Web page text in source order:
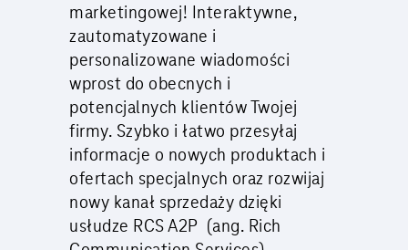
marketingowej! Interaktywne,
zautomatyzowane i
personalizowane wiadomości
wprost do obecnych i
potencjalnych klientów Twojej
firmy. Szybko i łatwo przesyłaj
informacje o nowych produktach i
ofertach specjalnych oraz rozwijaj
nowy kanał sprzedaży dzięki
usłudze RCS A2P (ang. Rich